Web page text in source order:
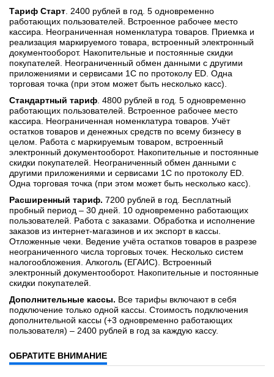
Тариф Старт . 2400 рублей в год. 5 одновременно
работающих пользователей. Встроенное рабочее место
кассира. Неограниченная номенклатура товаров. Приемка и
реализация маркируемого товара, встроенный электронный
документооборот. Накопительные и постоянные скидки
покупателей. Неограниченный обмен данными с другими
приложениями и сервисами 1С по протоколу ED. Одна
торговая точка (при этом может быть несколько касс).
Стандартный тариф . 4800 рублей в год. 5 одновременно
работающих пользователей. Встроенное рабочее место
кассира. Неограниченная номенклатура товаров. Учёт
остатков товаров и денежных средств по всему бизнесу в
целом. Работа с маркируемым товаром, встроенный
электронный документооборот. Накопительные и постоянные
скидки покупателей. Неограниченный обмен данными с
другими приложениями и сервисами 1С по протоколу ED.
Одна торговая точка (при этом может быть несколько касс).
Расширенный тариф. 7200 рублей в год. Бесплатный
пробный период – 30 дней. 10 одновременно работающих
пользователей. Работа с заказами. Обработка и исполнение
заказов из интернет-магазинов и их экспорт в кассы.
Отложенные чеки. Ведение учёта остатков товаров в разрезе
неограниченного числа торговых точек. Несколько систем
налогообложения. Алкоголь (ЕГАИС). Встроенный
электронный документооборот. Накопительные и постоянные
скидки покупателей.
Дополнительные кассы. Все тарифы включают в себя
подключение только одной кассы. Стоимость подключения
дополнительной кассы (+3 одновременно работающих
пользователя) – 2400 рублей в год за каждую кассу.
ОБРАТИТЕ ВНИМАНИЕ